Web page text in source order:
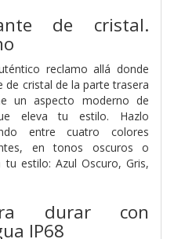
de cristal.
reclamo allá donde
de cristal de la parte trasera
un aspecto moderno de
eleva tu estilo. Hazlo
entre cuatro colores
en tonos oscuros o
estilo: Azul Oscuro, Gris,
durar con
IP68